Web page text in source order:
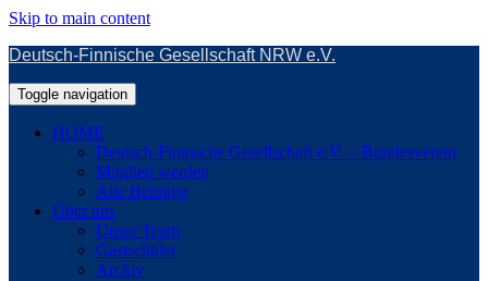
Skip to main content
Deutsch-Finnische Gesellschaft NRW e.V.
Toggle navigation
HOME
Deutsch-Finnische Gesellschaft e.V. – Bundesverein
Mitglied werden
Alle Beiträge
Über uns
Unser Team
Gastschüler
Archiv